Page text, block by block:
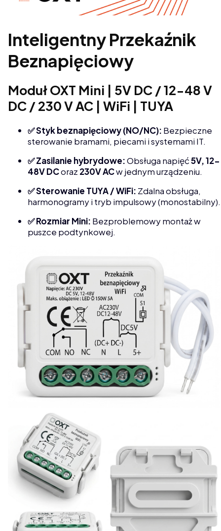
Inteligentny Przekaźnik
Beznapięciowy
Moduł OXT Mini | 5V DC / 12-48 V
DC / 230 V AC | WiFi | TUYA
✅ Styk beznapięciowy (NO/NC): Bezpieczne
sterowanie bramami, piecami i systemami IT.
✅ Zasilanie hybrydowe:Obsługa napięć5V, 12-
48V DCoraz 230V ACw jednym urządzeniu.
✅ Sterowanie TUYA / WiFi: Zdalna obsługa,
harmonogramy i tryb impulsowy (monostabilny).
✅ Rozmiar Mini: Bezproblemowy montaż w
puszce podtynkowej.